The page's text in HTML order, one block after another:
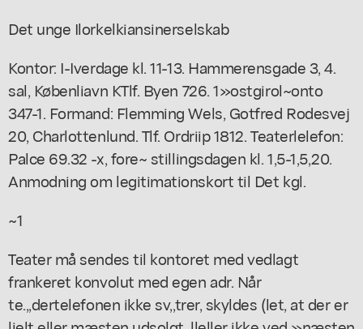
Det unge Ilorkelkiansinerselskab
Kontor: I-Iverdage kl. 11-13. Hammerensgade 3, 4.
sal, Købenliavn KTlf. Byen 726. 1»ostgirol~onto
347-1. Formand: Flemming Wels, Gotfred Rodesvej
20, Charlottenlund. Tlf. Ordriip 1812. Teaterlelefon:
Palce 69.32 -x, fore~ stillingsdagen kl. 1,5-1,5,20.
Anmodning om legitimationskort til Det kgl.
~1
Teater må sendes til kontoret med vedlagt
frankeret konvolut med egen adr. Når
te.,,dertelefonen ikke sv,,trer, skyldes (let, at der er